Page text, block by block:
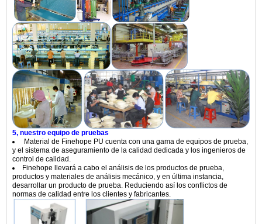
5, nuestro equipo de pruebas
Material de Finehope PU cuenta con una gama de equipos de prueba,
y el sistema de aseguramiento de la calidad dedicada y los ingenieros de
control de calidad.
Finehope llevará a cabo el análisis de los productos de prueba,
productos y materiales de análisis mecánico, y en última instancia,
desarrollar un producto de prueba. Reduciendo así los conflictos de
normas de calidad entre los clientes y fabricantes.